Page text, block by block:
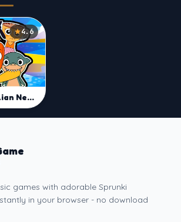
4.6
Sprunki But Italian Neuro Animals Merge
games with adorable Sprunki
in your browser - no download